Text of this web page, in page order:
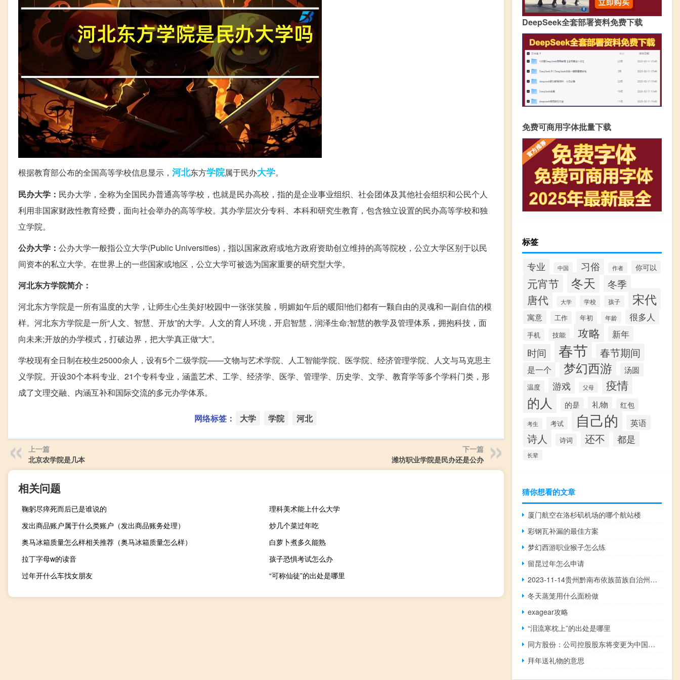
根据教育部公布的全国高等学校信息显示， 河北东方学院属于民办大学。
民办大学： 民办大学，全称为全国民办普通高等学校，也就是民办高校，指的是企业事业组织、社会团体及其他社会组织和公民个人
利用非国家财政性教育经费，面向社会举办的高等学校。其办学层次分专科、本科和研究生教育，包含独立设置的民办高等学校和独
立学院。
公办大学： 公办大学一般指公立大学(Public Universities)，指以国家政府或地方政府资助创立维持的高等院校，公立大学区别于以民
间资本的私立大学。在世界上的一些国家或地区，公立大学可被选为国家重要的研究型大学。
河北东方学院简介：
河北东方学院是一所有温度的大学，让师生心生美好!校园中一张张笑脸，明媚如午后的暖阳!他们都有一颗自由的灵魂和一副自信的模
样。河北东方学院是一所“人文、智慧、开放”的大学。人文的育人环境，开启智慧，润泽生命;智慧的教学及管理体系，拥抱科技，面
向未来;开放的办学模式，打破边界，把大学真正做“大”。
学校现有全日制在校生25000余人，设有5个二级学院——文物与艺术学院、人工智能学院、医学院、经济管理学院、人文与马克思主
义学院。开设30个本科专业、21个专科专业，涵盖艺术、工学、经济学、医学、管理学、历史学、文学、教育学等多个学科门类，形
成了文理交融、内涵互补和国际交流的多元办学体系。
网络标签： 大学 学院 河北
上一篇
北京农学院是几本
下一篇
潍坊职业学院是民办还是公办
相关问题
鞠躬尽瘁死而后已是谁说的
理科美术能上什么大学
发出商品账户属于什么类账户（发出商品账务处理）
炒几个菜过年吃
奥马冰箱质量怎么样相关推荐（奥马冰箱质量怎么样）
白萝卜煮多久能熟
拉丁字母w的读音
孩子恐惧考试怎么办
过年开什么车找女朋友
“可称仙徒”的出处是哪里
DeepSeek全套部署资料免费下载
免费可商用字体批量下载
标签
专业 中国 习俗 作者 你可以
元宵节 冬天 冬季
唐代 大学 学校 孩子 宋代
寓意 工作 年初 年龄 很多人
手机 技能 攻略 新年
时间 春节 春节期间
是一个 梦幻西游 汤圆
温度 游戏 父母 疫情
的人 的是 礼物 红包
考生 考试 自己的 英语
诗人 诗词 还不 都是
长辈
猜你想看的文章
厦门航空在洛杉矶机场的哪个航站楼
彩钢瓦补漏的最佳方案
梦幻西游职业猴子怎么练
留昆过年怎么申请
2023-11-14贵州黔南布依族苗族自治州平塘县(松树菌)的报价是多少
冬天蒸笼用什么面粉做
exagear攻略
“泪流寒枕上”的出处是哪里
同方股份：公司控股股东将变更为中国宝原
拜年送礼物的意思